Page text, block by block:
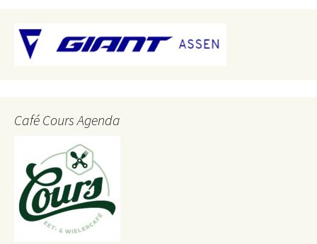
Café Cours Agenda